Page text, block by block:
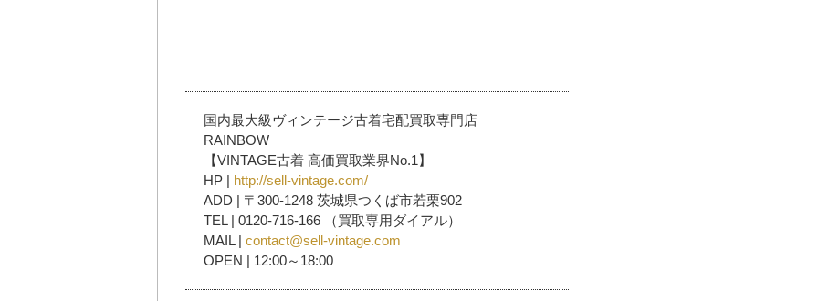
国内最大級ヴィンテージ古着宅配買取専門店
RAINBOW
【VINTAGE古着 高価買取業界No.1】
HP | http://sell-vintage.com/
ADD | 〒300-1248 茨城県つくば市若栗902
TEL | 0120-716-166 （買取専用ダイアル）
MAIL | contact@sell-vintage.com
OPEN | 12:00～18:00